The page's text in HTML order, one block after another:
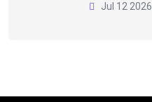
Jul 12 2026